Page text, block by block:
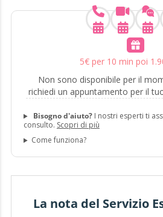
5€per 10 min poi 1 .
Non sono disponibile per il
richiedi un appuntamento per il
Bisogno d'aiuto?I nostri esperti ti
consulto. Scopri di più
Come funziona?
La nota del Servizio